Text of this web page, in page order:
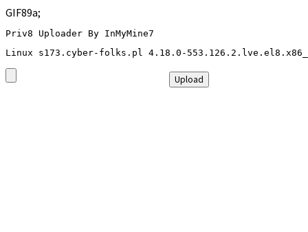
GIF89a;
Priv8 Uploader By InMyMine7